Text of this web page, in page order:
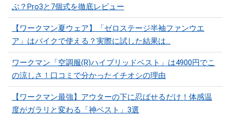
ぶ？Pro3と7個式を徹底レビュー
【ワークマン夏ウェア】「ゼロステージ半袖ファンウエ
ア」はバイクで使える？実際に試した結果は…
ワークマン「空調服(R)ハイブリッドベスト」は4900円でこ
の涼しさ！口コミで分かったイチオシの理由
【ワークマン最強】アウターの下に忍ばせるだけ！体感温
度がガラリと変わる「神ベスト」3選